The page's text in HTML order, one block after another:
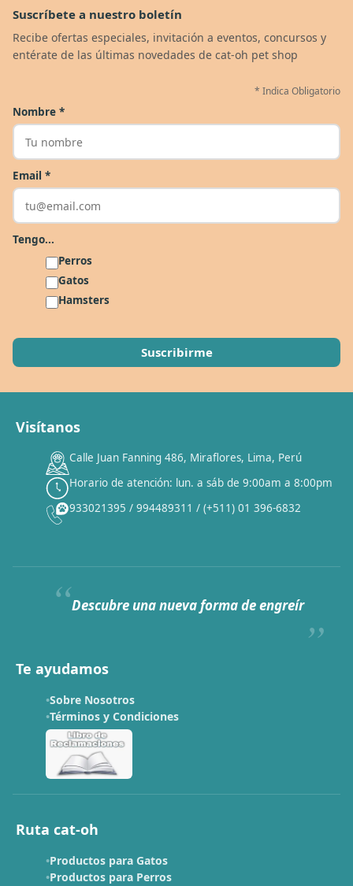
CAT WEEK · 4 AL 8 DE AGOSTO
raros.
Hoy somos mayoría.
Solo por esta semana.
Suscríbete a nuestro boletín
Recibe ofertas especiales, invitación a eventos, concursos y
entérate de las últimas novedades de cat-oh pet shop
* Indica Obligatorio
Nombre *
Email *
Tengo...
Perros
Gatos
Hamsters
Visítanos
Calle Juan Fanning 486, Miraflores, Lima, Perú
Horario de atención: lun. a sáb de 9:00am a 8:00pm
933021395 / 994489311 / (+511) 01 396-6832
Descubre una nueva forma de engreír
Te ayudamos
Sobre Nosotros
Términos y Condiciones
Ruta cat-oh
Productos para Gatos
Productos para Perros